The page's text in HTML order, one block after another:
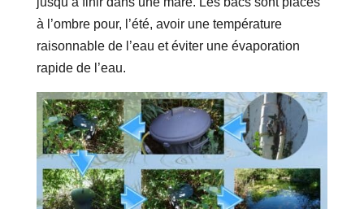
à l’ombre pour, l’été, avoir une température
raisonnable de l’eau et éviter une évaporation
rapide de l’eau.